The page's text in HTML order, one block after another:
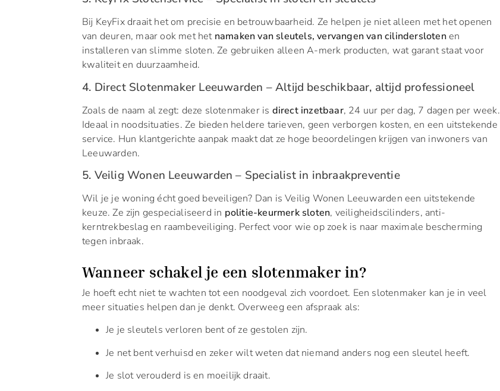
Bij KeyFix draait het om precisie en betrouwbaarheid. Ze helpen je niet alleen met het openen
van deuren, maar ook met het namaken van sleutels, vervangen van cilinderslotenen
installeren van slimme sloten. Ze gebruiken alleen A-merk producten, wat garant staat voor
kwaliteit en duurzaamheid.
4. Direct Slotenmaker Leeuwarden – Altijd beschikbaar, altijd professioneel
Zoals de naam al zegt: deze slotenmaker is direct inzetbaar, 24 uur per dag, 7 dagen per week.
Ideaal in noodsituaties. Ze bieden heldere tarieven, geen verborgen kosten, en een uitstekende
service. Hun klantgerichte aanpak maakt dat ze hoge beoordelingen krijgen van inwoners van
Leeuwarden.
5. Veilig Wonen Leeuwarden – Specialist in inbraakpreventie
Wil je je woning écht goed beveiligen? Dan is Veilig Wonen Leeuwarden een uitstekende
keuze. Ze zijn gespecialiseerd in politie-keurmerk sloten, veiligheidscilinders, anti-
kerntrekbeslag en raambeveiliging. Perfect voor wie op zoek is naar maximale bescherming
tegen inbraak.
Wanneer schakel je een slotenmaker in?
Je hoeft echt niet te wachten tot een noodgeval zich voordoet. Een slotenmaker kan je in veel
meer situaties helpen dan je denkt. Overweeg een afspraak als:
Je je sleutels verloren bent of ze gestolen zijn.
Je net bent verhuisd en zeker wilt weten dat niemand anders nog een sleutel heeft.
Je slot verouderd is en moeilijk draait.